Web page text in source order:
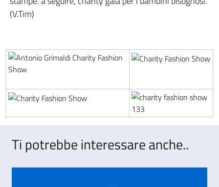
(V.Tim)
Ti potrebbe interessare anche..